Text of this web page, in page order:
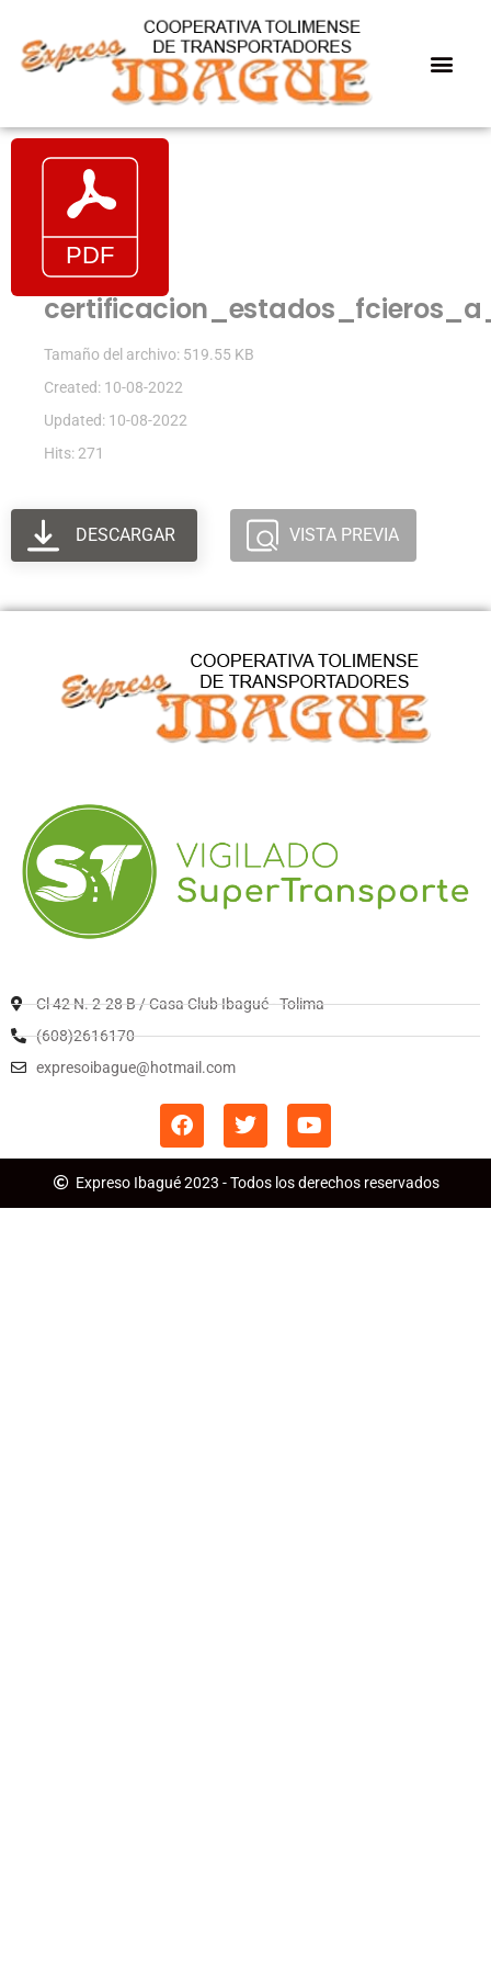
Tamaño del archivo: 519.55 KB
Created: 10-08-2022
Updated: 10-08-2022
Hits: 271
DESCARGAR VISTA PREVIA
Cl 42 N. 2-28 B / Casa Club Ibagué - Tolima
(608)2616170
expresoibague@hotmail.com
Expreso Ibagué 2023 - Todos los derechos reservados